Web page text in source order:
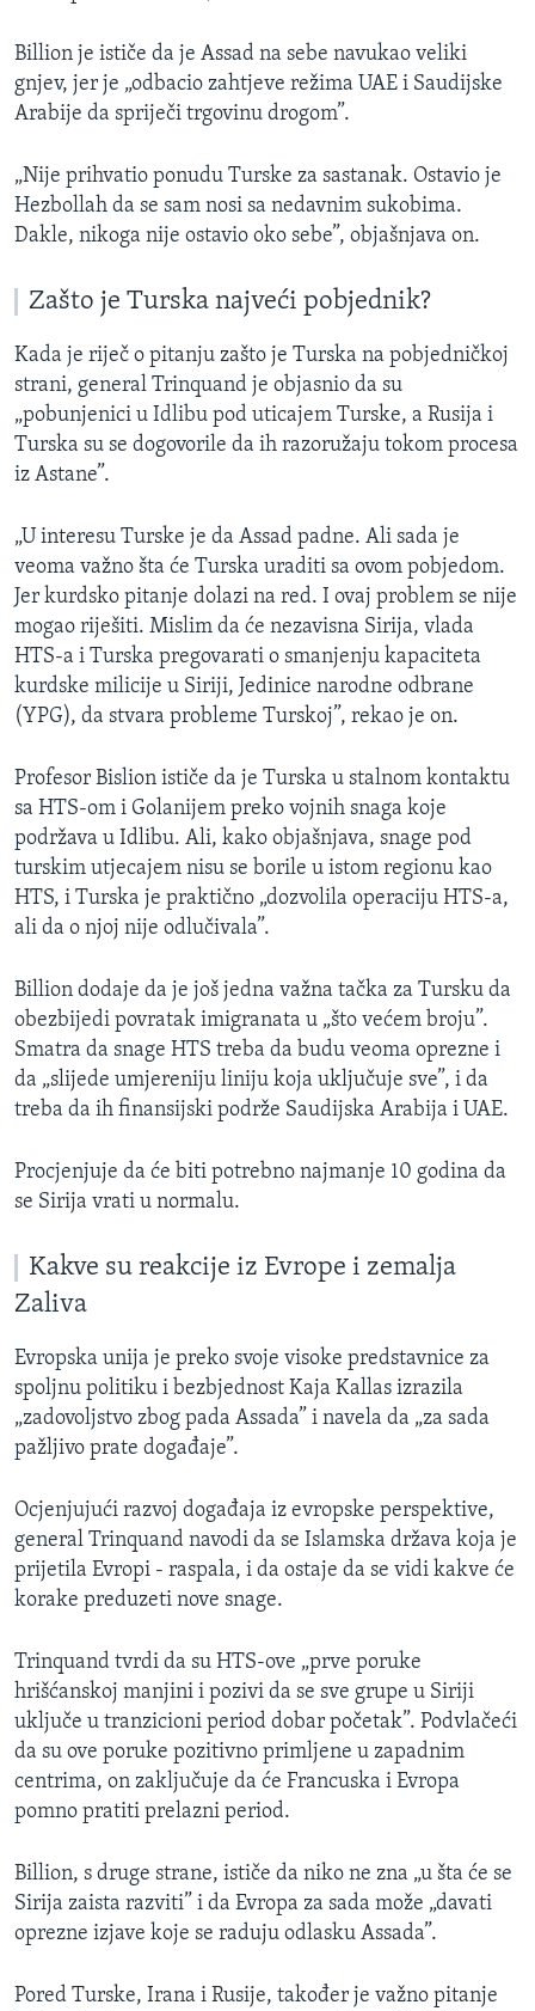
Billion je ističe da je Assad na sebe navukao veliki
gnjev, jer je „odbacio zahtjeve režima UAE i Saudijske
Arabije da spriječi trgovinu drogom”.
„Nije prihvatio ponudu Turske za sastanak. Ostavio je
Hezbollah da se sam nosi sa nedavnim sukobima.
Dakle, nikoga nije ostavio oko sebe”, objašnjava on.
Zašto je Turska najveći pobjednik?
Kada je riječ o pitanju zašto je Turska na pobjedničkoj
strani, general Trinquand je objasnio da su
„pobunjenici u Idlibu pod uticajem Turske, a Rusija i
Turska su se dogovorile da ih razoružaju tokom procesa
iz Astane”.
„U interesu Turske je da Assad padne. Ali sada je
veoma važno šta će Turska uraditi sa ovom pobjedom.
Jer kurdsko pitanje dolazi na red. I ovaj problem se nije
mogao riješiti. Mislim da će nezavisna Sirija, vlada
HTS-a i Turska pregovarati o smanjenju kapaciteta
kurdske milicije u Siriji, Jedinice narodne odbrane
(YPG), da stvara probleme Turskoj”, rekao je on.
Profesor Bislion ističe da je Turska u stalnom kontaktu
sa HTS-om i Golanijem preko vojnih snaga koje
podržava u Idlibu. Ali, kako objašnjava, snage pod
turskim utjecajem nisu se borile u istom regionu kao
HTS, i Turska je praktično „dozvolila operaciju HTS-a,
ali da o njoj nije odlučivala”.
Billion dodaje da je još jedna važna tačka za Tursku da
obezbijedi povratak imigranata u „što većem broju”.
Smatra da snage HTS treba da budu veoma oprezne i
da „slijede umjereniju liniju koja uključuje sve”, i da
treba da ih finansijski podrže Saudijska Arabija i UAE.
Procjenjuje da će biti potrebno najmanje 10 godina da
se Sirija vrati u normalu.
Kakve su reakcije iz Evrope i zemalja
Zaliva
Evropska unija je preko svoje visoke predstavnice za
spoljnu politiku i bezbjednost Kaja Kallas izrazila
„zadovoljstvo zbog pada Assada” i navela da „za sada
pažljivo prate događaje”.
Ocjenjujući razvoj događaja iz evropske perspektive,
general Trinquand navodi da se Islamska država koja je
prijetila Evropi - raspala, i da ostaje da se vidi kakve će
korake preduzeti nove snage.
Trinquand tvrdi da su HTS-ove „prve poruke
hrišćanskoj manjini i pozivi da se sve grupe u Siriji
uključe u tranzicioni period dobar početak”. Podvlačeći
da su ove poruke pozitivno primljene u zapadnim
centrima, on zaključuje da će Francuska i Evropa
pomno pratiti prelazni period.
Billion, s druge strane, ističe da niko ne zna „u šta će se
Sirija zaista razviti” i da Evropa za sada može „davati
oprezne izjave koje se raduju odlasku Assada”.
Pored Turske, Irana i Rusije, također je važno pitanje